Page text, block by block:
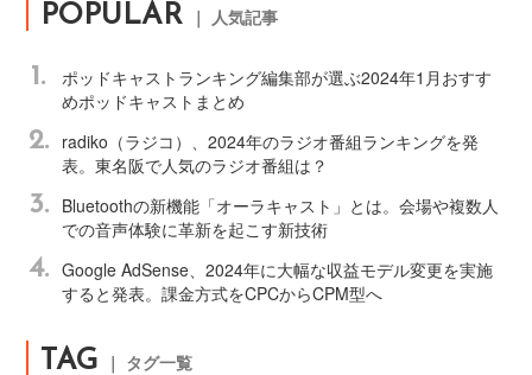
POPULAR ｜ 人気記事
1.
ポッドキャストランキング編集部が選ぶ2024年1月おすす
めポッドキャストまとめ
2.
radiko（ラジコ）、2024年のラジオ番組ランキングを発
表。東名阪で人気のラジオ番組は？
3.
Bluetoothの新機能「オーラキャスト」とは。会場や複数人
での音声体験に革新を起こす新技術
4. Google AdSense、2024年に大幅な収益モデル変更を実施
すると発表。課金方式をCPCからCPM型へ
TAG ｜ タグ一覧